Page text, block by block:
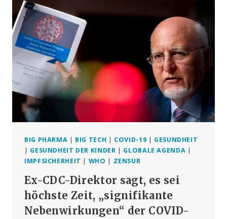
OHNE
DIE
ELTERN
ZU
INFORMIEREN
BIG PHARMA | BIG TECH | COVID-19 | GESUNDHEIT
| GESUNDHEIT DER KINDER | GLOBALE AGENDA |
IMPFSICHERHEIT | WHO | ZENSUR
Ex-CDC-Direktor sagt, es sei
höchste Zeit, „signifikante
Nebenwirkungen“ der COVID-